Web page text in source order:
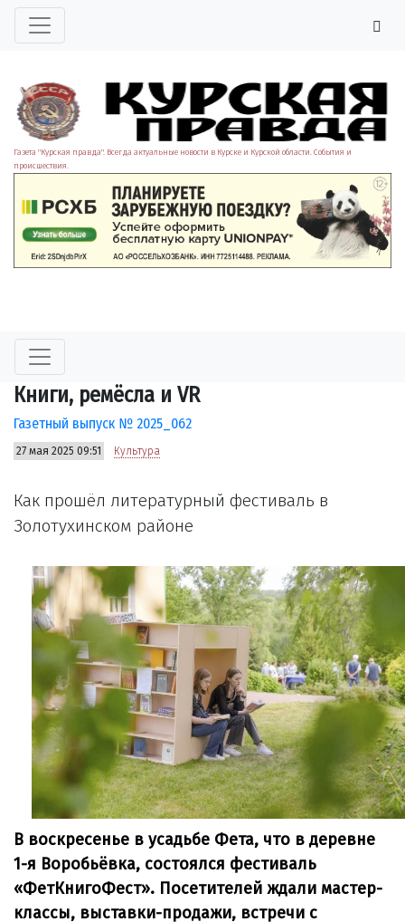
Газета "Курская правда". Всегда актуальные новости в Курске и Курской области. События и
происшествия.
Книги, ремёсла и VR
Газетный выпуск № 2025_062
27 мая 2025 09:51 Культура
Как прошёл литературный фестиваль в
Золотухинском районе
В воскресенье в усадьбе Фета, что в деревне
1-я Воробьёвка, состоялся фестиваль
«ФетКнигоФест». Посетителей ждали мастер-
классы, выставки-продажи, встречи с